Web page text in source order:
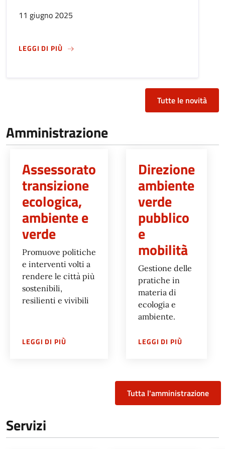
11 giugno 2025
LEGGI DI PIÙSUBERGAMO A ROMA NELL’IMPEGNO
Tutte le novità
Amministrazione
Assessorato
transizione
ecologica,
ambiente e
verde
Promuove politiche
e interventi volti a
rendere le città più
sostenibili,
resilienti e vivibili
LEGGI DI PIÙSU ASSESSORATO TRANSIZIONE
Direzione
ambiente
verde
pubblico
e
mobilità
Gestione delle
pratiche in
materia di
ecologia e
ambiente.
LEGGI DI PIÙSU
Tutta l'amministrazione
Servizi